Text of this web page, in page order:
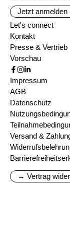
Jetzt
Let's connect
Kontakt
Presse & Vertrieb
Vorschau
Impressum
AGB
Datenschutz
Versand &
→ Vertrag